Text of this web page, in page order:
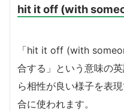
hit it off (with
「hit it off (with
合する」という意味の
ら相性が良い様子を表
合に使われます。